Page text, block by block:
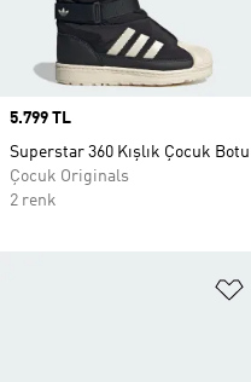
Price
5.799 TL
Superstar 360 Kışlık Çocuk Botu
Çocuk Originals
2 renk